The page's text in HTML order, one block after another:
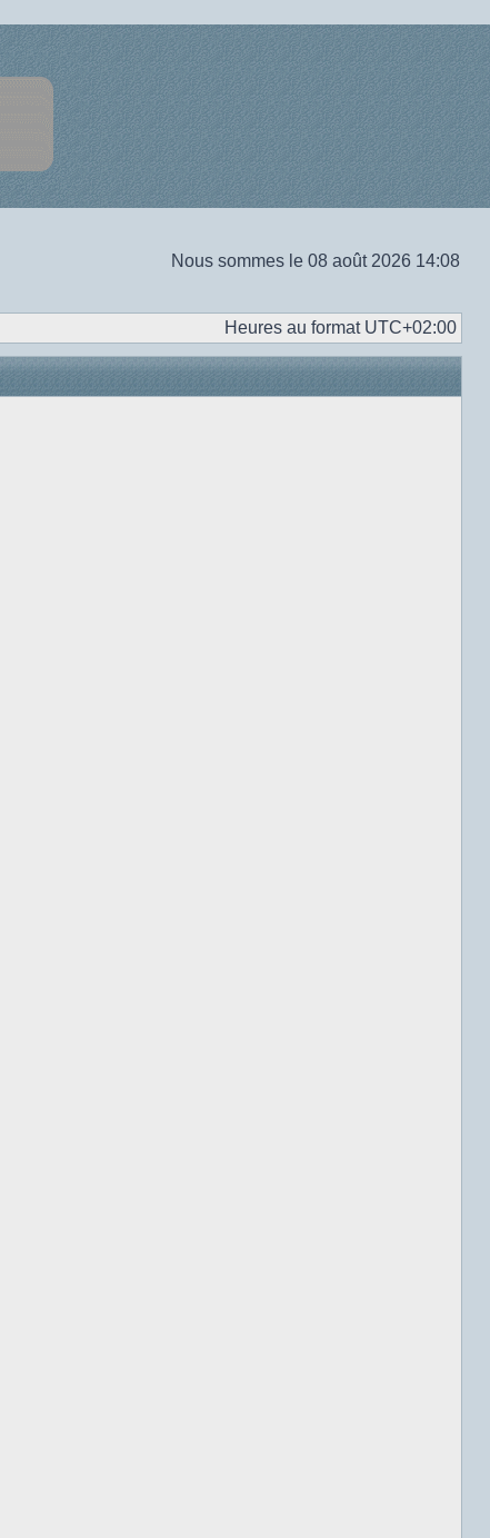
Nous sommes le 08 août 2026 14:08
Heures au format UTC+02:00